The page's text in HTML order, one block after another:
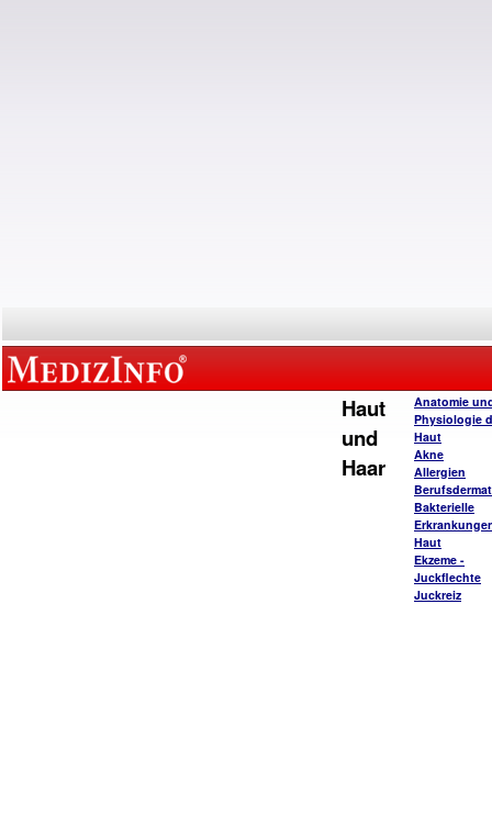
Haut
und
Haar
Anatomie
Physiologie
Haut
Akne
Allergien
Bakterielle
Haut
Ekzeme -
Juckflechte
Juckreiz